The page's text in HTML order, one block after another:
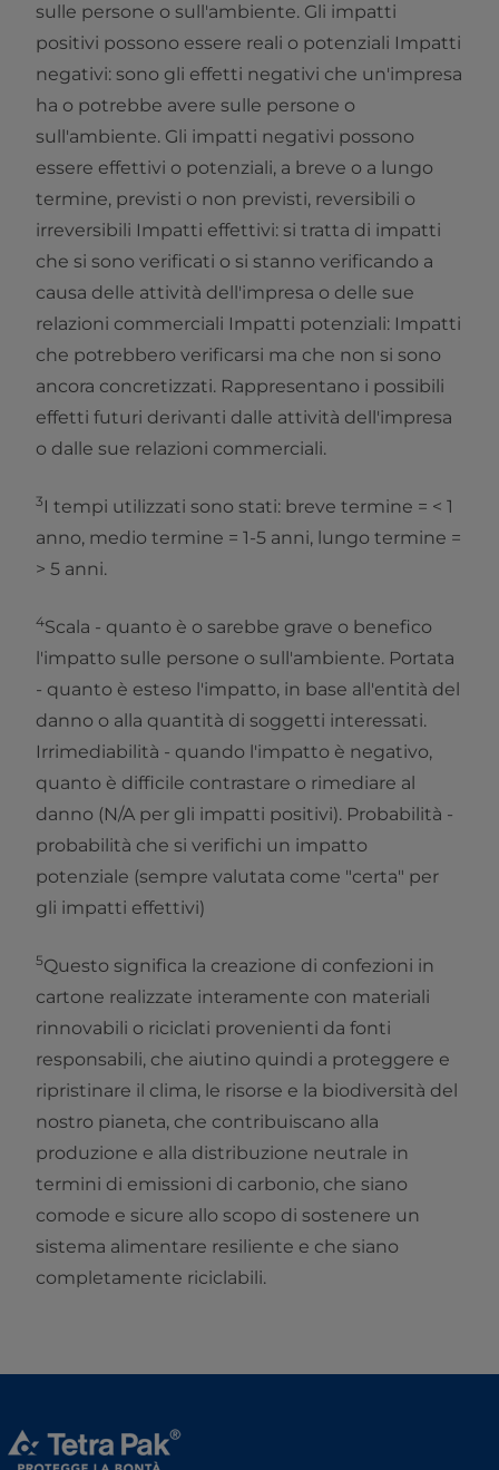
sulle persone o sull'ambiente. Gli impatti
positivi possono essere reali o potenziali Impatti
negativi: sono gli effetti negativi che un'impresa
ha o potrebbe avere sulle persone o
sull'ambiente. Gli impatti negativi possono
essere effettivi o potenziali, a breve o a lungo
termine, previsti o non previsti, reversibili o
irreversibili Impatti effettivi: si tratta di impatti
che si sono verificati o si stanno verificando a
causa delle attività dell'impresa o delle sue
relazioni commerciali Impatti potenziali: Impatti
che potrebbero verificarsi ma che non si sono
ancora concretizzati. Rappresentano i possibili
effetti futuri derivanti dalle attività dell'impresa
o dalle sue relazioni commerciali.
3 I tempi utilizzati sono stati: breve termine = < 1
anno, medio termine = 1-5 anni, lungo termine =
> 5 anni.
4Scala - quanto è o sarebbe grave o benefico
l'impatto sulle persone o sull'ambiente. Portata
- quanto è esteso l'impatto, in base all'entità del
danno o alla quantità di soggetti interessati.
Irrimediabilità - quando l'impatto è negativo,
quanto è difficile contrastare o rimediare al
danno (N/A per gli impatti positivi). Probabilità -
probabilità che si verifichi un impatto
potenziale (sempre valutata come "certa" per
gli impatti effettivi)
5Questo significa la creazione di confezioni in
cartone realizzate interamente con materiali
rinnovabili o riciclati provenienti da fonti
responsabili, che aiutino quindi a proteggere e
ripristinare il clima, le risorse e la biodiversità del
nostro pianeta, che contribuiscano alla
produzione e alla distribuzione neutrale in
termini di emissioni di carbonio, che siano
comode e sicure allo scopo di sostenere un
sistema alimentare resiliente e che siano
completamente riciclabili.